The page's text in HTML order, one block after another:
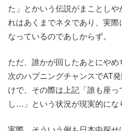
た」とかいう伝説がまことし
れはあくまでネタであり、実
なっているのであしからず。
ただ、誰かが回したあとにやめ
次のハプニングチャンスでAT
けで、その際は上記「誰も座
し…」という状況が現実的にな